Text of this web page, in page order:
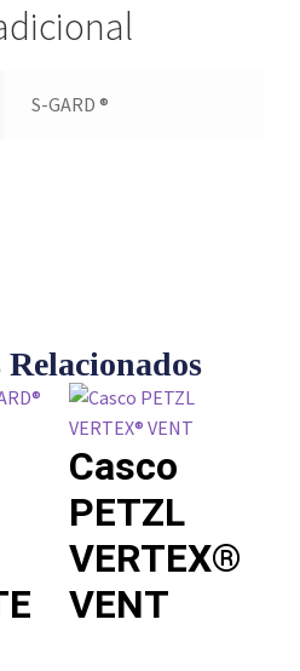
S-GARD ®
Casco
PETZL
VERTEX®
VENT